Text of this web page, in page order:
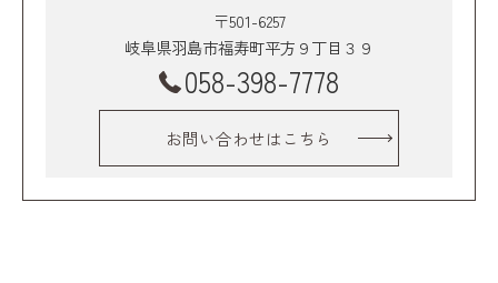
〒501-6257
岐阜県羽島市福寿町平方９丁目３９
058-398-7778
お問い合わせはこちら